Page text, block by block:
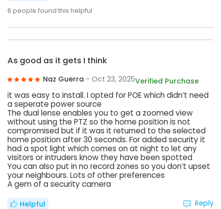
6 people found this helpful
As good as it gets I think
Naz Guerra - Oct 23, 2025Verified Purchase
it was easy to install. I opted for POE which didn’t need
a seperate power source
The dual lense enables you to get a zoomed view
without using the PTZ so the home position is not
compromised but if it was it returned to the selected
home position after 30 seconds. For added security it
had a spot light which comes on at night to let any
visitors or intruders know they have been spotted
You can also put in no record zones so you don’t upset
your neighbours. Lots of other preferences
A gem of a security camera
Helpful Reply